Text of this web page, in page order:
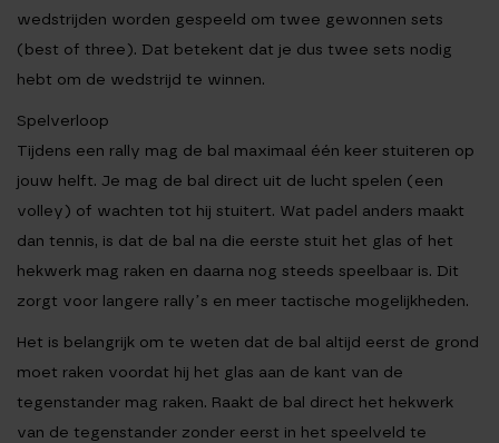
wedstrijden worden gespeeld om twee gewonnen sets
(best of three). Dat betekent dat je dus twee sets nodig
hebt om de wedstrijd te winnen.
Spelverloop
Tijdens een rally mag de bal maximaal één keer stuiteren op
jouw helft. Je mag de bal direct uit de lucht spelen (een
volley) of wachten tot hij stuitert. Wat padel anders maakt
dan tennis, is dat de bal na die eerste stuit het glas of het
hekwerk mag raken en daarna nog steeds speelbaar is. Dit
zorgt voor langere rally’s en meer tactische mogelijkheden.
Het is belangrijk om te weten dat de bal altijd eerst de grond
moet raken voordat hij het glas aan de kant van de
tegenstander mag raken. Raakt de bal direct het hekwerk
van de tegenstander zonder eerst in het speelveld te